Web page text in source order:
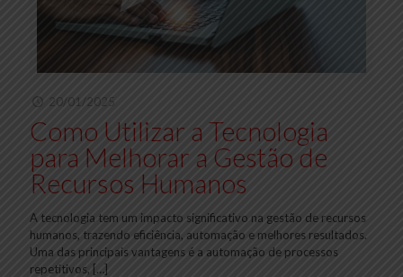
20/01/2025
Como Utilizar a Tecnologia
para Melhorar a Gestão de
Recursos Humanos
A tecnologia tem um impacto significativo na gestão de recursos
humanos, trazendo eficiência, automação e melhores resultados.
Uma das principais vantagens é a automação de processos
repetitivos, […]